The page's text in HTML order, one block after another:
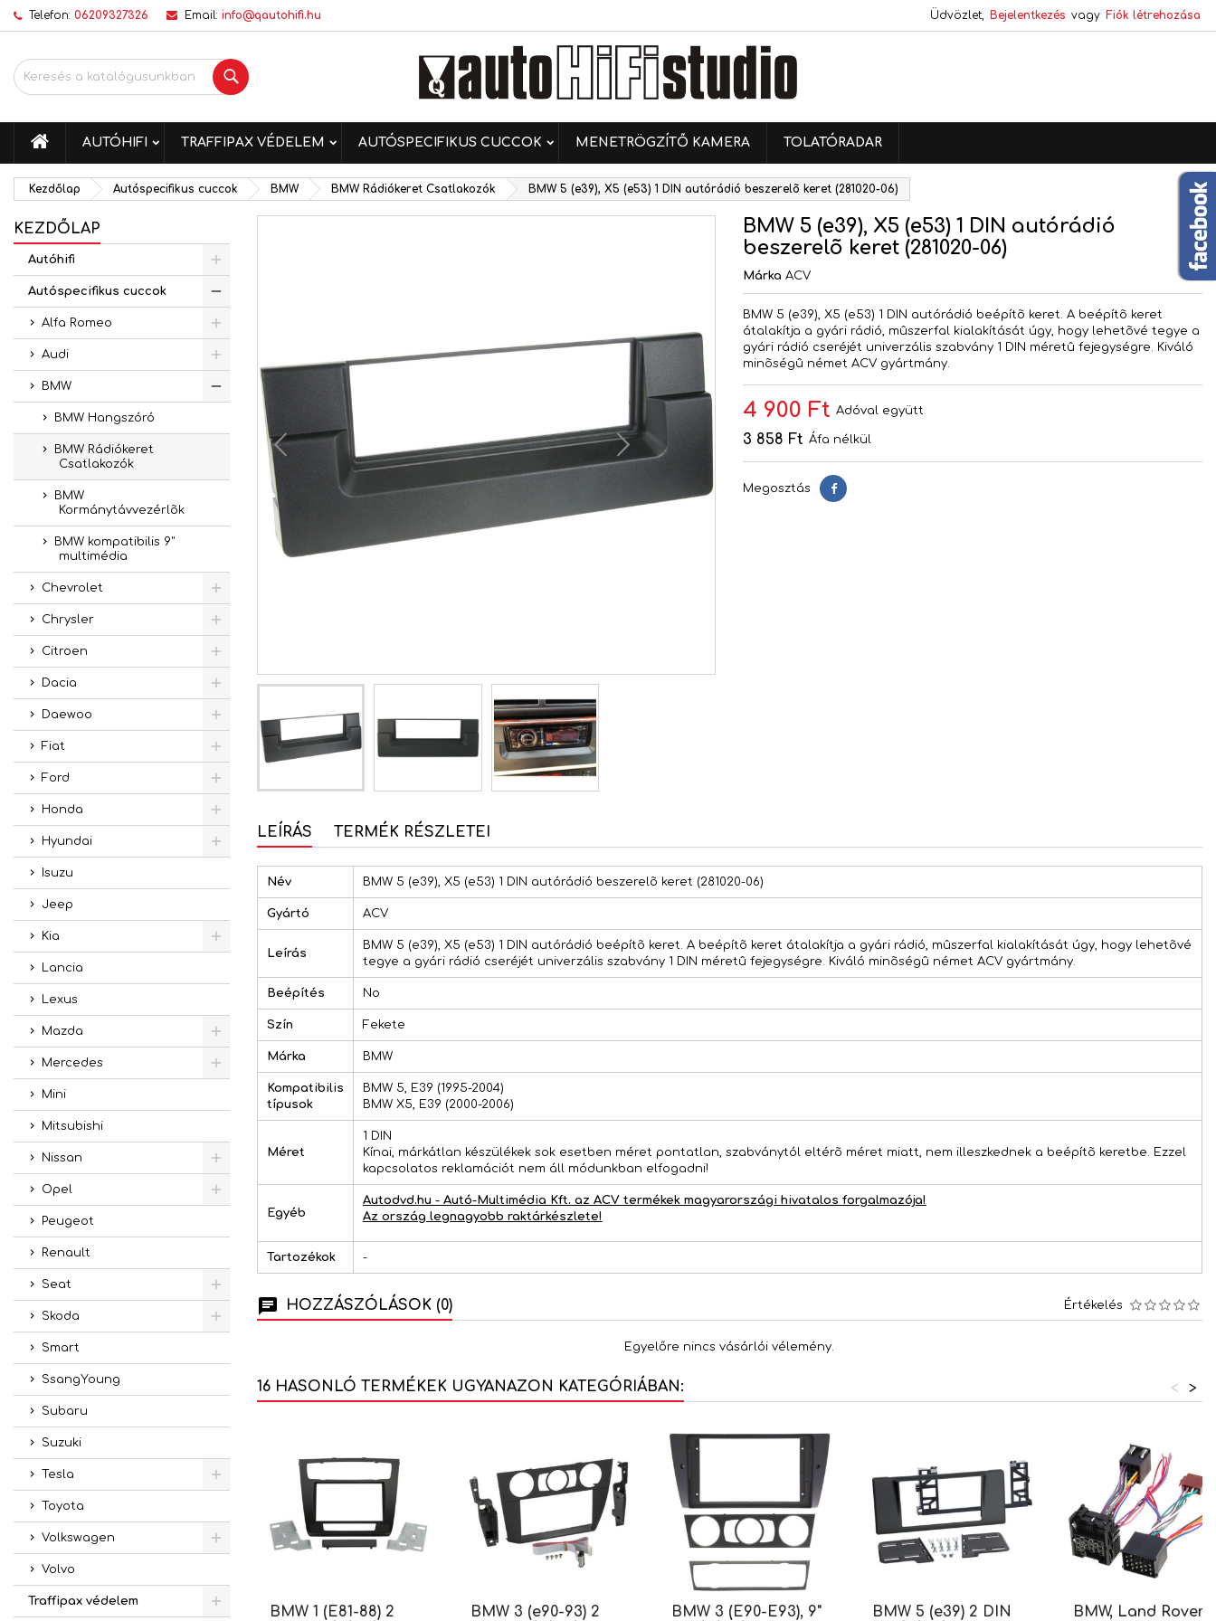
Telefon: 06209327326 Email: info@qautohifi.hu Üdvözlet, Bejelentkezés vagy Fiók létrehozása
Keresés
KEZDŐLAP
AUTÓHIFI TRAFFIPAX VÉDELEM AUTÓSPECIFIKUS CUCCOK MENETRÖGZÍTŐ KAMERA TOLATÓRADAR
Kezdőlap Autóspecifikus cuccok BMW BMW Rádiókeret Csatlakozók BMW 5 (e39), X5 (e53) 1 DIN autórádió beszerelõ keret (281020-06)
KEZDŐLAP
Autóhifi
Autóspecifikus cuccok
Alfa Romeo
Audi
BMW
BMW Hangszóró
BMW Rádiókeret
Csatlakozók
BMW
Kormánytávvezérlõk
BMW kompatibilis 9"
multimédia
Chevrolet
Chrysler
Citroen
Dacia
Daewoo
Fiat
Ford
Honda
Hyundai
Isuzu
Jeep
Kia
Lancia
Lexus
Mazda
Mercedes
Mini
Mitsubishi
Nissan
Opel
Peugeot
Renault
Seat
Skoda
Smart
SsangYoung
Subaru
Suzuki
Tesla
Toyota
Volkswagen
Volvo
Traffipax védelem
BMW 5 (e39), X5 (e53) 1 DIN autórádió
beszerelõ keret (281020-06)
Márka ACV
BMW 5 (e39), X5 (e53) 1 DIN autórádió beépítõ keret. A beépítõ keret
átalakítja a gyári rádió, mûszerfal kialakítását úgy, hogy lehetõvé tegye a
gyári rádió cseréjét univerzális szabvány 1 DIN méretû fejegységre. Kiváló
minõségû német ACV gyártmány.
4 900 Ft Adóval együtt
3 858 Ft Áfa nélkül
Megosztás Megosztás
LEÍRÁS TERMÉK RÉSZLETEI
Név BMW 5 (e39), X5 (e53) 1 DIN autórádió beszerelõ keret (281020-06)
Gyártó ACV
Leírás
BMW 5 (e39), X5 (e53) 1 DIN autórádió beépítõ keret. A beépítõ keret átalakítja a gyári rádió, mûszerfal kialakítását úgy, hogy lehetõvé
tegye a gyári rádió cseréjét univerzális szabvány 1 DIN méretû fejegységre. Kiváló minõségû német ACV gyártmány.
Beépítés No
Szín Fekete
Márka BMW
Kompatibilis
típusok
BMW 5, E39 (1995-2004)
BMW X5, E39 (2000-2006)
Méret
1 DIN
Kínai, márkátlan készülékek sok esetben méret pontatlan, szabványtól eltérõ méret miatt, nem illeszkednek a beépítõ keretbe. Ezzel
kapcsolatos reklamációt nem áll módunkban elfogadni!
Egyéb
Autodvd.hu - Autó-Multimédia Kft. az ACV termékek magyarországi hivatalos forgalmazója!
Az ország legnagyobb raktárkészlete!
Tartozékok -
HOZZÁSZÓLÁSOK (0) Értékelés
Egyelőre nincs vásárlói vélemény.
16 HASONLÓ TERMÉKEK UGYANAZON KATEGÓRIÁBAN: >
<
BMW 1 (E81-88) 2
BMW 3 (e90-93) 2
BMW 3 (E90-E93), 9"
BMW 5 (e39) 2 DIN
BMW, Land Rover
Kívánságlistáim
Új lista létrehozása
Kívánságlista létrehozása
Mégsem Kívánságlista létrehozása
Bejelentkezés
Be kell jelentkezned a termékek kívánságlistába történő